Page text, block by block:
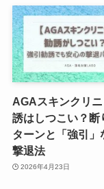
AGAスキンクリ
誘はしつこい？断
ターンと「強引」
撃退法
2026年4月23日